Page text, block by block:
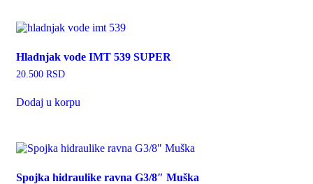
Hladnjak vode IMT 539 SUPER
20.500 RSD
Dodaj u korpu
Spojka hidraulike ravna G3/8″ Muška